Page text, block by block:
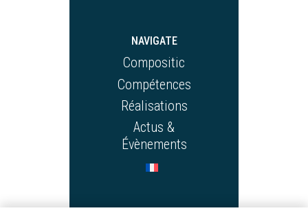
NAVIGATE
Compositic
Compétences
Réalisations
Actus &
Évènements